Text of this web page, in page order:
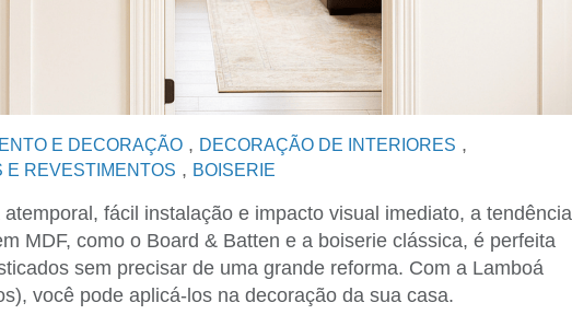
E DECORAÇÃO , DECORAÇÃO DE INTERIORES ,
E REVESTIMENTOS , BOISERIE
fácil instalação e impacto visual imediato, a tendência
MDF, como o Board & Batten e a boiserie clássica, é perfeita
sem precisar de uma grande reforma. Com a Lamboá
você pode aplicá-los na decoração da sua casa.